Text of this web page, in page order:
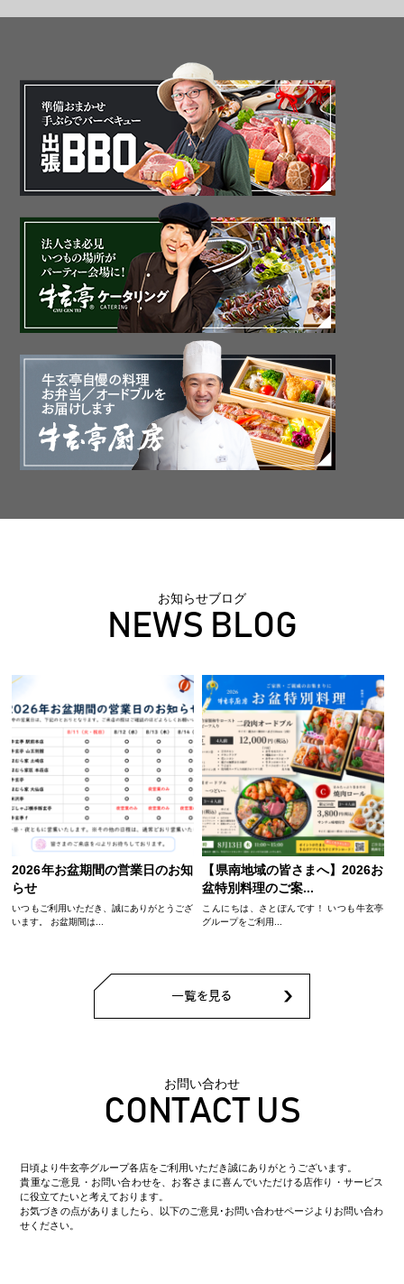
お知らせブログ
NEWS BLOG
2026年お盆期間の営業日のお知
らせ
いつもご利用いただき、誠にありがとうござ
います。 お盆期間は...
【県南地域の皆さまへ】2026お
盆特別料理のご案...
こんにちは、さとぽんです！ いつも牛玄亭
グループをご利用...
お問い合わせ
CONTACT US
日頃より牛玄亭グループ各店をご利用いただき誠にありがとうございます。
貴重なご意見・お問い合わせを、お客さまに喜んでいただける店作り・サービス
に役立てたいと考えております。
お気づきの点がありましたら、以下のご意見･お問い合わせページよりお問い合わ
せください。